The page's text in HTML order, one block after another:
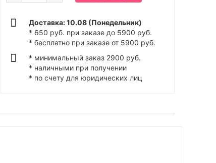
Доставка: 10.08 (Понедельник)
* 650 руб. при заказе до 5900 руб.
* бесплатно при заказе от 5900 руб.
* минимальный заказ 2900 руб.
* наличными при получении
* по счету для юридических лиц